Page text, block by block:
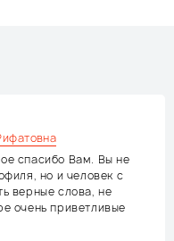
спасибо Вам. Вы не
но и человек с
верные слова, не
очень приветливые